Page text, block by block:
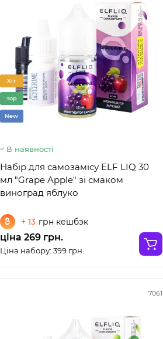
Хіт
Top
New
В наявності
Набір для самозамісу ELF LIQ 30
мл "Grape Apple" зі смаком
виноград яблуко
+ 13 грн кешбэк
ціна 269 грн.
Ціна набору: 399 грн.
7061